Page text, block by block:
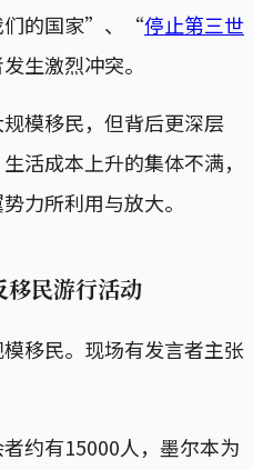
们的国家”、“停止第三世
生激烈冲突。
模移民，但背后更深层
活成本上升的集体不满，
力所利用与放大。
移民游行活动
移民。现场有发言者主张
约有15000人，墨尔本为